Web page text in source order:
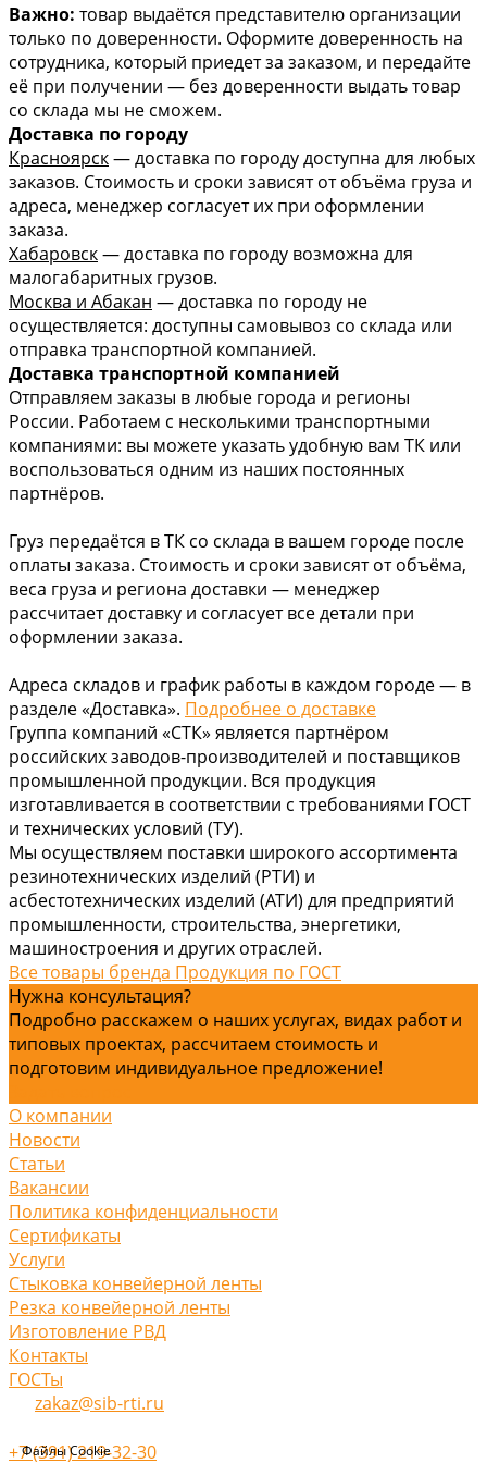
Файлы Cookie
Важно: товар выдаётся представителю организации
только по доверенности. Оформите доверенность на
сотрудника, который приедет за заказом, и передайте
её при получении — без доверенности выдать товар
со склада мы не сможем.
Доставка по городу
Красноярск— доставка по городу доступна для любых
заказов. Стоимость и сроки зависят от объёма груза и
адреса, менеджер согласует их при оформлении
заказа.
Хабаровск— доставка по городу возможна для
малогабаритных грузов.
Москва и Абакан — доставка по городу не
осуществляется: доступны самовывоз со склада или
отправка транспортной компанией.
Доставка транспортной компанией
Отправляем заказы в любые города и регионы
России. Работаем с несколькими транспортными
компаниями: вы можете указать удобную вам ТК или
воспользоваться одним из наших постоянных
партнёров.
Груз передаётся в ТК со склада в вашем городе после
оплаты заказа. Стоимость и сроки зависят от объёма,
веса груза и региона доставки — менеджер
рассчитает доставку и согласует все детали при
оформлении заказа.
Адреса складов и график работы в каждом городе — в
разделе «Доставка». Подробнее о доставке
Группа компаний «СТК» является партнёром
российских заводов-производителей и поставщиков
промышленной продукции. Вся продукция
изготавливается в соответствии с требованиями ГОСТ
и технических условий (ТУ).
Мы осуществляем поставки широкого ассортимента
резинотехнических изделий (РТИ) и
асбестотехнических изделий (АТИ) для предприятий
промышленности, строительства, энергетики,
машиностроения и других отраслей.
Все товары бренда Продукция по ГОСТ
Нужна консультация?
Подробно расскажем о наших услугах, видах работ и
типовых проектах, рассчитаем стоимость и
подготовим индивидуальное предложение!
О компании
Новости
Статьи
Вакансии
Политика конфиденциальности
Сертификаты
Услуги
Стыковка конвейерной ленты
Резка конвейерной ленты
Изготовление РВД
Контакты
ГОСТы
zakaz@sib-rti.ru
+7 (391) 219-32-30